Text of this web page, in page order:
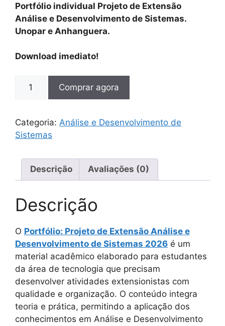
Portfólio individual Projeto de Extensão
Análise e Desenvolvimento de Sistemas.
Unopar e Anhanguera.
Download imediato!
Comprar agora
Categoria: Análise e Desenvolvimento de
Sistemas
Descrição Avaliações (0)
Descrição
O Portfólio: Projeto de Extensão Análise e
Desenvolvimento de Sistemas 2026 é um
material acadêmico elaborado para estudantes
da área de tecnologia que precisam
desenvolver atividades extensionistas com
qualidade e organização. O conteúdo integra
teoria e prática, permitindo a aplicação dos
conhecimentos em Análise e Desenvolvimento